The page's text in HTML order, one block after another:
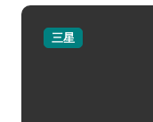
三星